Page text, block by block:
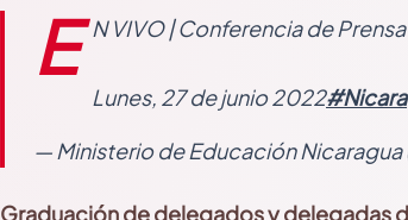
E N VIVO | Conferencia de
Lunes, 27 de junio 2022
— Ministerio de Educación
Graduación de delegados y delegadas